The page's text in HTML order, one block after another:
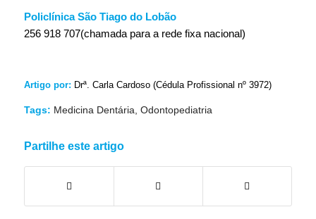
Policlínica São Tiago do Lobão
256 918 707(chamada para a rede fixa nacional)
Artigo por: Drª. Carla Cardoso (Cédula Profissional nº 3972)
Tags: Medicina Dentária, Odontopediatria
Partilhe este artigo